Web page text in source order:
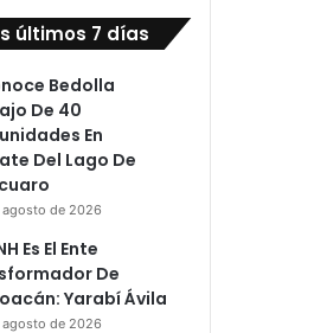
últimos 7 días
Bedolla
De 40
En
Del Lago De
agosto de 2026
Es El Ente
De
Yarabí Ávila
agosto de 2026